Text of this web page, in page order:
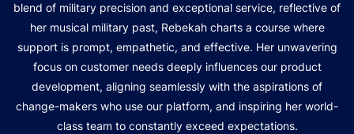
blend of military precision and exceptional service, reflective of
her musical military past, Rebekah charts a course where
support is prompt, empathetic, and effective. Her unwavering
focus on customer needs deeply influences our product
development, aligning seamlessly with the aspirations of
change-makers who use our platform, and inspiring her world-
class team to constantly exceed expectations.